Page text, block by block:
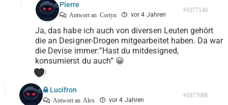
Pierre
Antwort an Cortyn vor 4 Jahren
#1077140
Ja, das habe ich auch von diversen Leuten gehört
die an Designer-Drogen mitgearbeitet haben. Da war
die Devise immer:”Hast du mitdesigned,
konsumierst du auch” 😀
0
Lucifron
Antwort an Alex vor 4 Jahren
#1077088